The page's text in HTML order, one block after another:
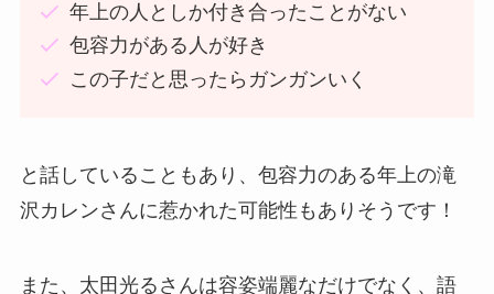
年上の人としか付き合ったことがない
包容力がある人が好き
この子だと思ったらガンガンいく
と話していることもあり、包容力のある年上の滝
沢カレンさんに惹かれた可能性もありそうです！
また、太田光るさんは容姿端麗なだけでなく、語